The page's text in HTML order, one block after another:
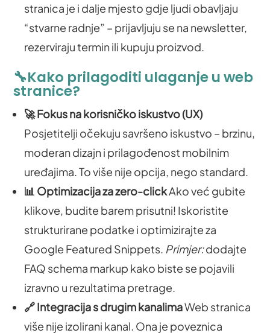
stranica je i dalje mjesto gdje ljudi obavljaju
“stvarne radnje” – prijavljuju se na newsletter,
rezerviraju termin ili kupuju proizvod.
🔧Kako prilagoditi ulaganje u web
stranice?
🚀 Fokus na korisničko iskustvo (UX)
Posjetitelji očekuju savršeno iskustvo – brzinu,
moderan dizajn i prilagođenost mobilnim
uređajima. To više nije opcija, nego standard.
📊 Optimizacija za zero-clickAko već gubite
klikove, budite barem prisutni! Iskoristite
strukturirane podatke i optimizirajte za
Google Featured Snippets. Primjer:dodajte
FAQ schema markup kako biste se pojavili
izravno u rezultatima pretrage.
🔗 Integracija s drugim kanalimaWeb stranica
više nije izolirani kanal. Ona je poveznica